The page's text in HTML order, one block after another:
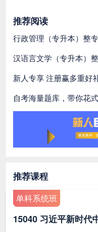
推荐阅读
行政管理（专升本）整
汉语言文学（专升本）
新人专享 注册赢多重好
自考海量题库，带你花
推荐课程
单科系统班